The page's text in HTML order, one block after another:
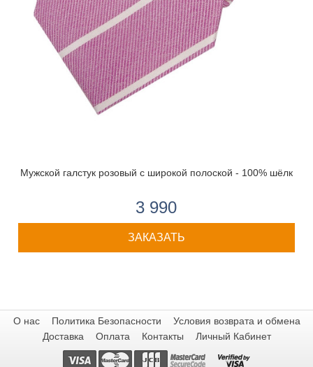
Мужской галстук розовый с широкой полоской - 100% шёлк
3 990
ЗАКАЗАТЬ
О нас Политика Безопасности
Условия возврата и обмена
Доставка
Оплата Контакты Личный Кабинет